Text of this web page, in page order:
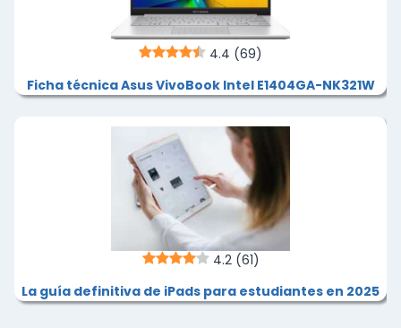
4.4 (69)
Ficha técnica Asus VivoBook Intel E1404GA-NK321W
4.2 (61)
La guía definitiva de iPads para estudiantes en 2025